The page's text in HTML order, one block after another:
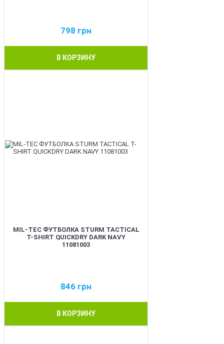
798 грн
В КОРЗИНУ
MIL-TEC ФУТБОЛКА STURM TACTICAL
T-SHIRT QUICKDRY DARK NAVY
11081003
846 грн
В КОРЗИНУ